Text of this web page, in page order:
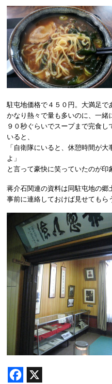
駐屯地価格で４５０円。大満足で
かなり熱々で量も多いのに、一緒
９０秒ぐらいでスープまで完食
いると、
「自衛隊にいると、休憩時間が
よ」
と言って豪快に笑っていたのが印
蒋介石関連の資料は同駐屯地の郷
事前に連絡しておけば見せてもら